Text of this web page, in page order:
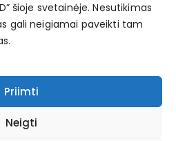
šioje svetainėje. Nesutikimas
gali neigiamai paveikti tam
Priimti
Neigti
Fashion
Visos teisės saugomos